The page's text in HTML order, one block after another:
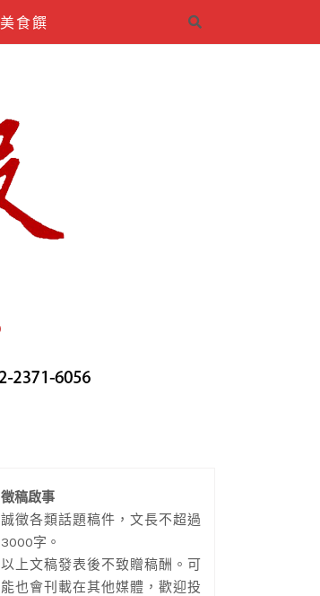
美食饌
徵稿啟事
誠徵各類話題稿件，文長不超過
3000字。
以上文稿發表後不致贈稿酬。可
能也會刊載在其他媒體，歡迎投